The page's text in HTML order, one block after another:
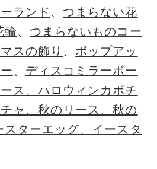
ランド 、つまらない花
輪、 つまらないものコー
スの飾り 、 ポップアッ
、 ディスコミラーボー
ス、ハロウィンカボチ
ャ、秋のリース、秋の
スターエッグ、イースタ